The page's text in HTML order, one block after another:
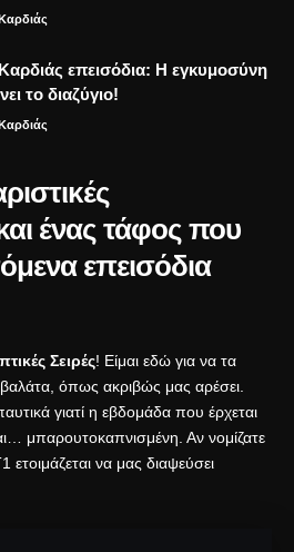
επεισόδια: Η εγκυμοσύνη
το διαζύγιο!
ένας τάφος που
επεισόδια
Σειρές! Είμαι εδώ για να τα
όπως ακριβώς μας αρέσει.
γιατί η εβδομάδα που έρχεται
μπαρουτοκαπνισμένη. Αν νομίζατε
ετοιμάζεται να μας διαψεύσει